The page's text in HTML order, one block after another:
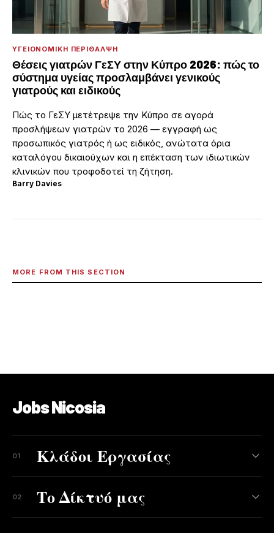
ΥΓΕΙΟΝΟΜΙΚΉ ΠΕΡΊΘΑΛΨΗ
Θέσεις γιατρών ΓεΣΥ στην Κύπρο 2026: πώς το
σύστημα υγείας προσλαμβάνει γενικούς
γιατρούς και ειδικούς
Πώς το ΓεΣΥ μετέτρεψε την Κύπρο σε αγορά
προσλήψεων γιατρών το 2026 — εγγραφή ως
προσωπικός γιατρός ή ως ειδικός, ανώτατα όρια
καταλόγου δικαιούχων και η επέκταση των ιδιωτικών
κλινικών που τροφοδοτεί τη ζήτηση.
Barry Davies·
MORE FROM THIS SECTION
Jobs Nicosia
01 Κλάδοι Εργασίας
02
Το Δίκτυό μας